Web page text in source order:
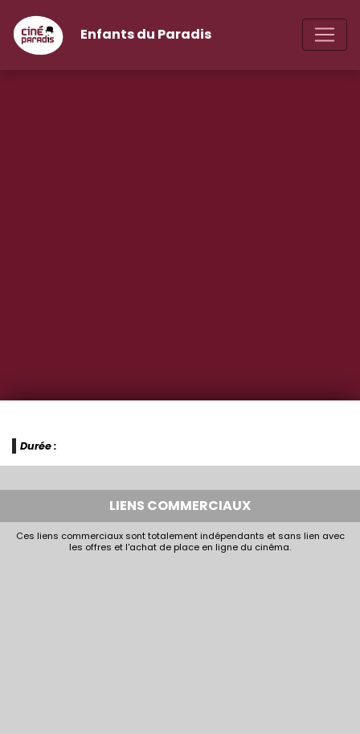
Enfants du Paradis
Durée :
LIENS COMMERCIAUX
Ces liens commerciaux sont totalement indépendants et sans lien avec
les offres et l'achat de place en ligne du cinéma.